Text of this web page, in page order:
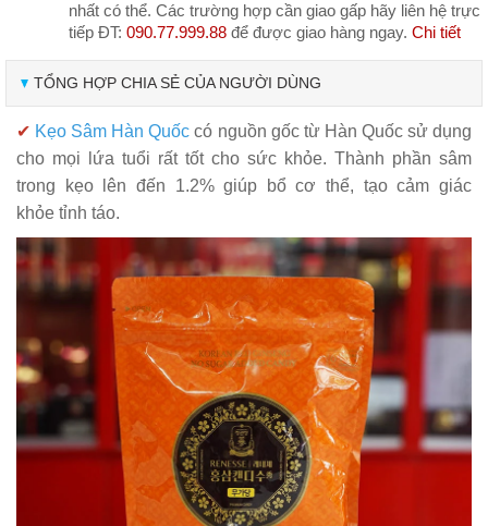
nhất có thể. Các trường hợp cần giao gấp hãy liên hệ trực
tiếp ĐT: 090.77.999.88 để được giao hàng ngay. Chi tiết
TỔNG HỢP CHIA SẺ CỦA NGƯỜI DÙNG
✔ Kẹo Sâm Hàn Quốc có nguồn gốc từ Hàn Quốc sử dụng
cho mọi lứa tuổi rất tốt cho sức khỏe. Thành phần sâm
trong kẹo lên đến 1.2% giúp bổ cơ thể, tạo cảm giác
khỏe tỉnh táo.